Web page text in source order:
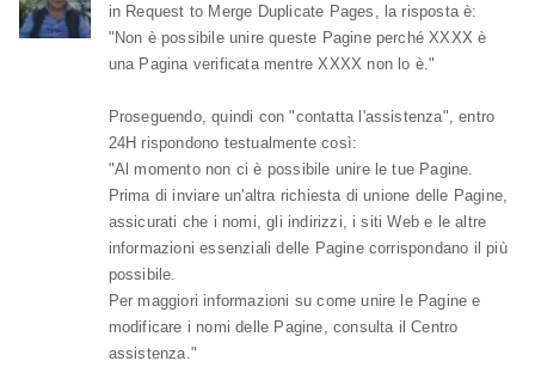
in Request to Merge Duplicate Pages, la risposta è:
"Non è possibile unire queste Pagine perché XXXX è
una Pagina verificata mentre XXXX non lo è."
Proseguendo, quindi con "contatta l'assistenza", entro
24H rispondono testualmente così:
"Al momento non ci è possibile unire le tue Pagine.
Prima di inviare un'altra richiesta di unione delle Pagine,
assicurati che i nomi, gli indirizzi, i siti Web e le altre
informazioni essenziali delle Pagine corrispondano il più
possibile.
Per maggiori informazioni su come unire le Pagine e
modificare i nomi delle Pagine, consulta il Centro
assistenza."